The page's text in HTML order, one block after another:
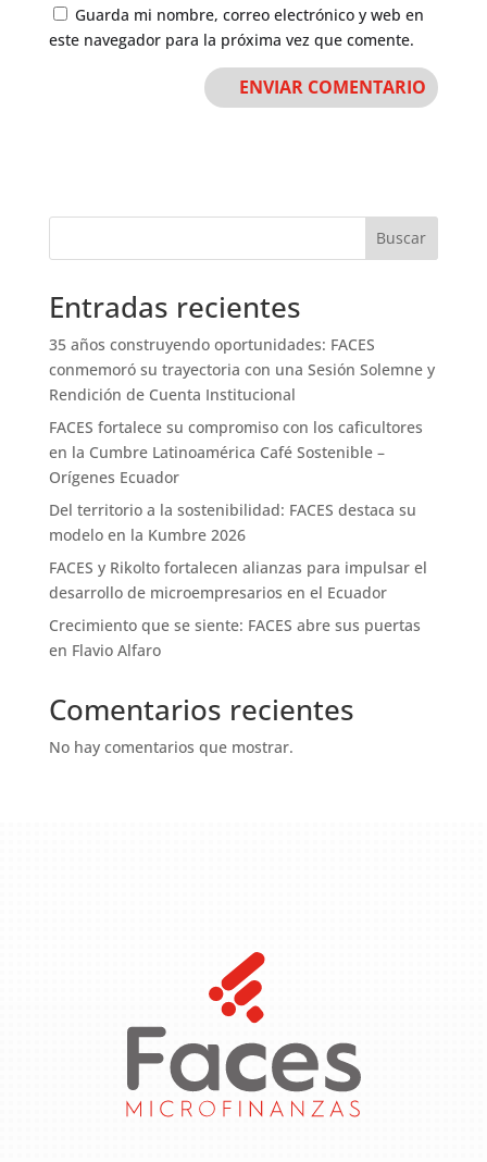
Guarda mi nombre, correo electrónico y web en
este navegador para la próxima vez que comente.
Buscar
Entradas recientes
35 años construyendo oportunidades: FACES
conmemoró su trayectoria con una Sesión Solemne y
Rendición de Cuenta Institucional
FACES fortalece su compromiso con los caficultores
en la Cumbre Latinoamérica Café Sostenible –
Orígenes Ecuador
Del territorio a la sostenibilidad: FACES destaca su
modelo en la Kumbre 2026
FACES y Rikolto fortalecen alianzas para impulsar el
desarrollo de microempresarios en el Ecuador
Crecimiento que se siente: FACES abre sus puertas
en Flavio Alfaro
Comentarios recientes
No hay comentarios que mostrar.